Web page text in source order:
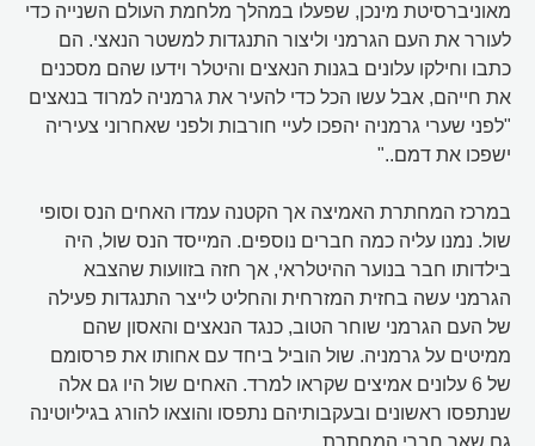
מאוניברסיטת מינכן, שפעלו במהלך מלחמת העולם השנייה כדי
לעורר את העם הגרמני וליצור התנגדות למשטר הנאצי. הם
כתבו וחילקו עלונים בגנות הנאצים והיטלר וידעו שהם מסכנים
את חייהם, אבל עשו הכל כדי להעיר את גרמניה למרוד בנאצים
"לפני שערי גרמניה יהפכו לעיי חורבות ולפני שאחרוני צעיריה
ישפכו את דמם.."
במרכז המחתרת האמיצה אך הקטנה עמדו האחים הנס וסופי
שול. נמנו עליה כמה חברים נוספים. המייסד הנס שול, היה
בילדותו חבר בנוער ההיטלראי, אך חזה בזוועות שהצבא
הגרמני עשה בחזית המזרחית והחליט לייצר התנגדות פעילה
של העם הגרמני שוחר הטוב, כנגד הנאצים והאסון שהם
ממיטים על גרמניה. שול הוביל ביחד עם אחותו את פרסומם
של 6 עלונים אמיצים שקראו למרד. האחים שול היו גם אלה
שנתפסו ראשונים ובעקבותיהם נתפסו והוצאו להורג בגיליוטינה
גם שאר חברי המחתרת.